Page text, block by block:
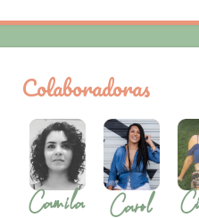
Colaboradoras